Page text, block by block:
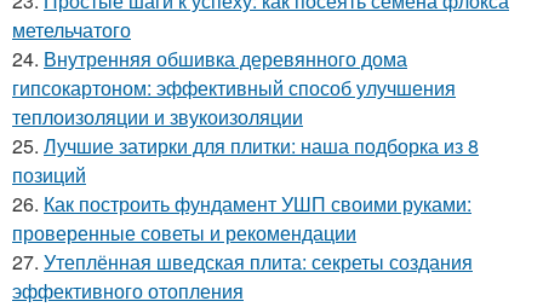
метельчатого
24. Внутренняя обшивка деревянного дома
гипсокартоном: эффективный способ улучшения
теплоизоляции и звукоизоляции
25. Лучшие затирки для плитки: наша подборка из 8
позиций
26. Как построить фундамент УШП своими руками:
проверенные советы и рекомендации
27. Утеплённая шведская плита: секреты создания
эффективного отопления